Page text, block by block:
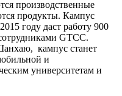
производственные
продукты. Кампус
году даст работу 900
GTCC.
кампус станет
и
университетам и